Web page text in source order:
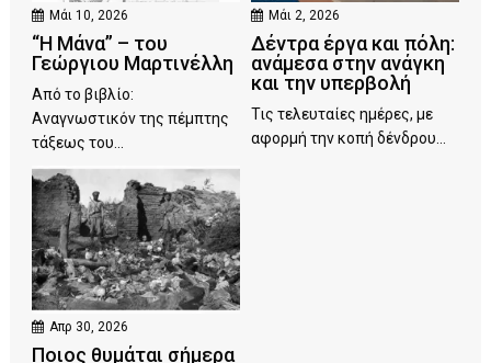
Μάι 10, 2026
“Η Μάνα” – του
Γεώργιου Μαρτινέλλη
Από το βιβλίο:
Αναγνωστικόν της πέμπτης
τάξεως του...
Μάι 2, 2026
Δέντρα έργα και πόλη:
ανάμεσα στην ανάγκη
και την υπερβολή
Τις τελευταίες ημέρες, με
αφορμή την κοπή δένδρου...
Απρ 30, 2026
Ποιος θυμάται σήμερα